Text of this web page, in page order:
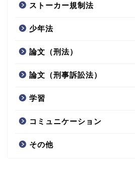
ストーカー規制法
少年法
論文（刑法）
論文（刑事訴訟法）
学習
コミュニケーション
その他